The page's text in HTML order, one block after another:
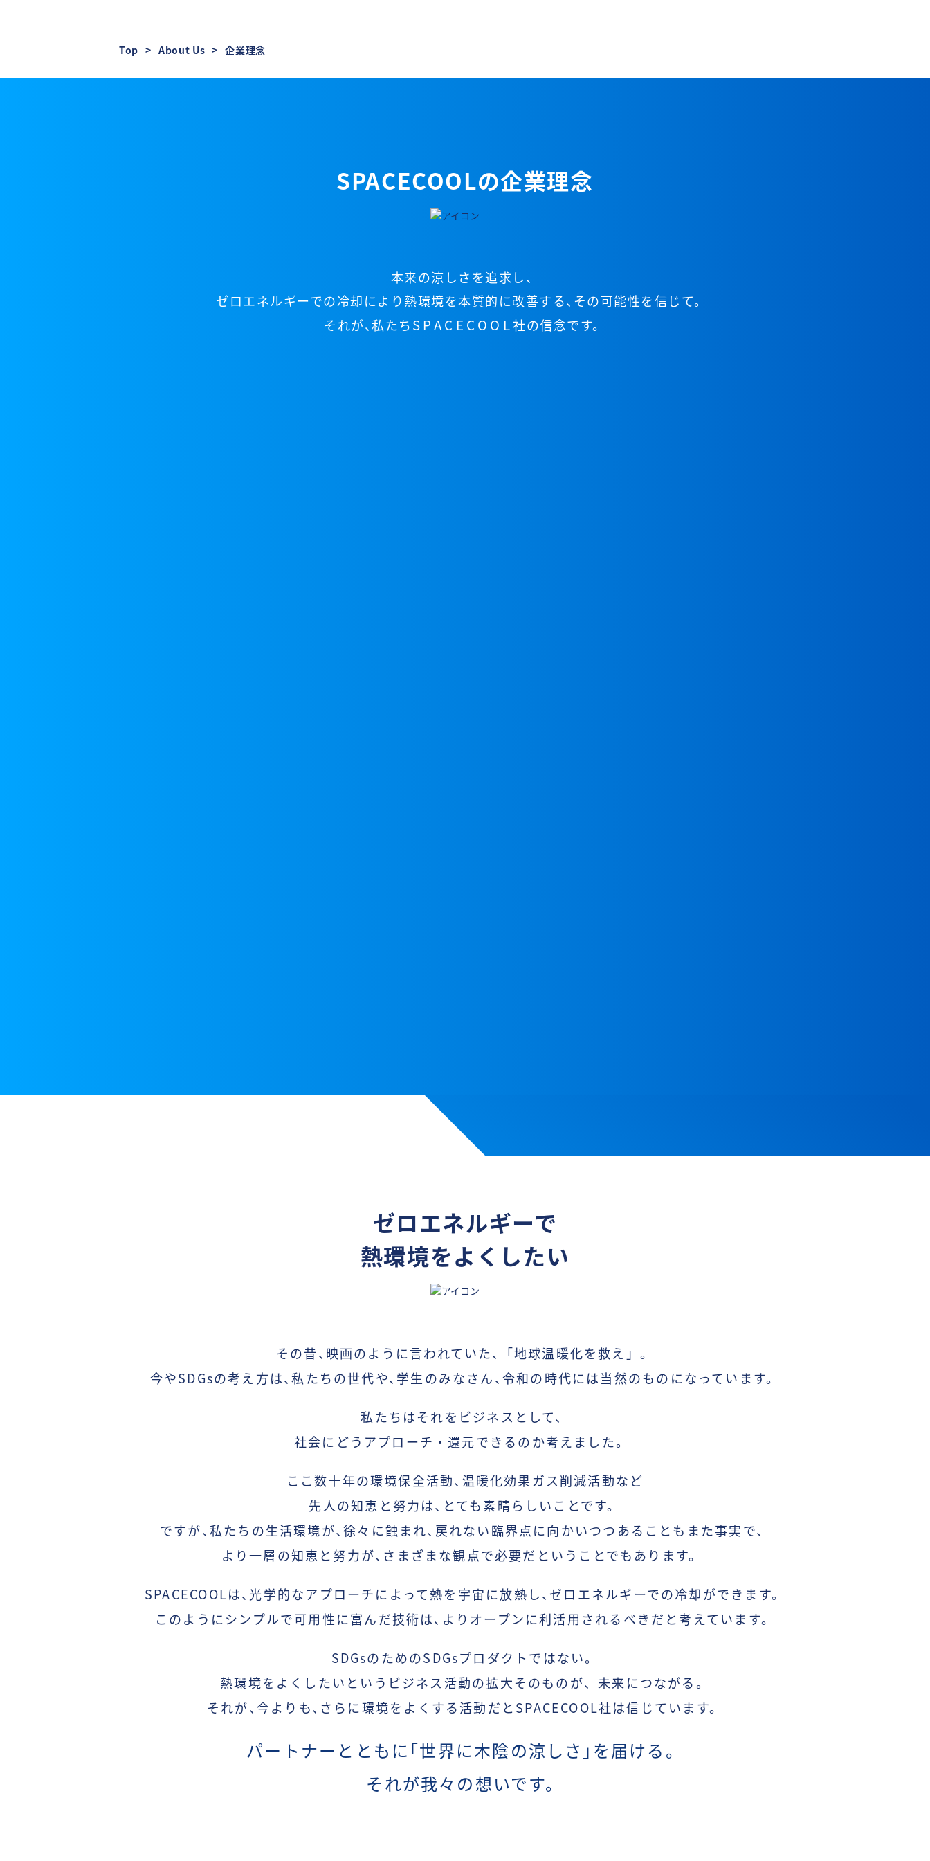
建設資材
イノベーションプルーフRR
SPACECOOLルーフシェード
COOL分電盤
ソリューション事例
建築物
仮設資材
交通輸送
熱中症・日射対策
About Us
CEOメッセージ
サステナビリティ
会社概要
受賞歴
よくあるご質問
|
Top About Us 企業理念
SPACECOOLの企業理念
本来の涼しさを追求し、
ゼロエネルギーでの冷却により熱環境を本質的に改善する、その可能性を信じて。
それが、私たちSPACECOOL社の信念です。
ゼロエネルギーで
熱環境をよくしたい
その昔、映画のように言われていた、 「地球温暖化を救え」 。
今やSDGsの考え方は、私たちの世代や、学生のみなさん、令和の時代には当然のものになっています。
私たちはそれをビジネスとして、
社会に どうアプローチ・還元できるのか考えました。
ここ数十年の環境保全活動、温暖化効果 ガス削減活動など
先人の知恵と努力は、とても素晴らしいことです。
ですが、私たちの生活環境が、徐々に蝕まれ、戻れない臨界点に向かいつつあることもまた事実で、
より一層の知恵と努力が、さまざまな観点で必要だということでもあります。
SPACECOOLは、光学的なアプローチによって熱を宇宙に放熱し、ゼロエネルギーでの冷却ができます。
このようにシンプルで可用性に富んだ技術は、よりオープンに利活用されるべきだと考えています。
SDGsのためのSDGsプロダクトではない。
熱環境をよくしたいというビジネス活動の拡大そのものが、未来につながる。
それが、今よりも、さらに環境をよくする活動だとSPACECOOL社は信じています。
パートナーとともに「世界に木陰の涼しさ」を 届ける。
それが我々の想いです。